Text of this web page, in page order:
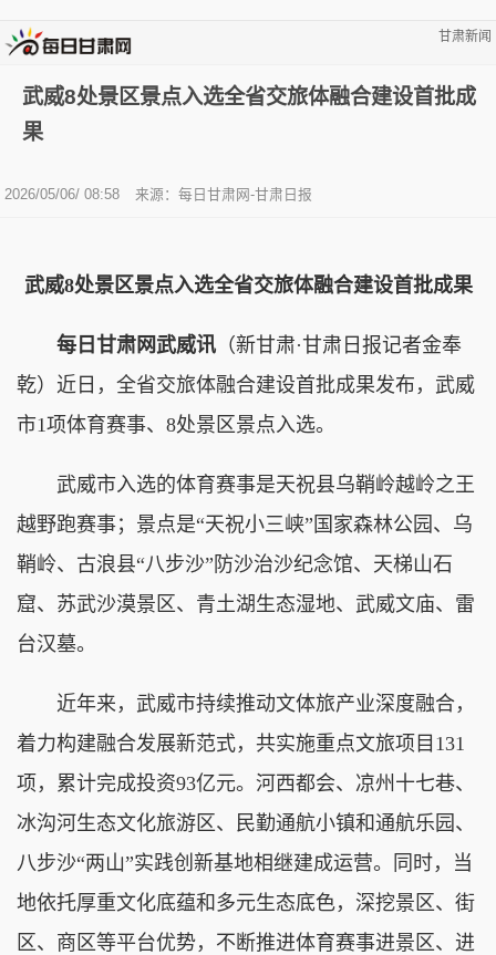
甘肃新闻
武威8处景区景点入选全省交旅体融合建设首批成
果
2026/05/06/ 08:58 来源：每日甘肃网-甘肃日报
武威8处景区景点入选全省交旅体融合建设首批成果
每日甘肃网武威讯 （新甘肃·甘肃日报记者金奉
乾）近日，全省交旅体融合建设首批成果发布，武威
市1项体育赛事、8处景区景点入选。
武威市入选的体育赛事是天祝县乌鞘岭越岭之王
越野跑赛事；景点是“天祝小三峡”国家森林公园、乌
鞘岭、古浪县“八步沙”防沙治沙纪念馆、天梯山石
窟、苏武沙漠景区、青土湖生态湿地、武威文庙、雷
台汉墓。
近年来，武威市持续推动文体旅产业深度融合，
着力构建融合发展新范式，共实施重点文旅项目131
项，累计完成投资93亿元。河西都会、凉州十七巷、
冰沟河生态文化旅游区、民勤通航小镇和通航乐园、
八步沙“两山”实践创新基地相继建成运营。同时，当
地依托厚重文化底蕴和多元生态底色，深挖景区、街
区、商区等平台优势，不断推进体育赛事进景区、进